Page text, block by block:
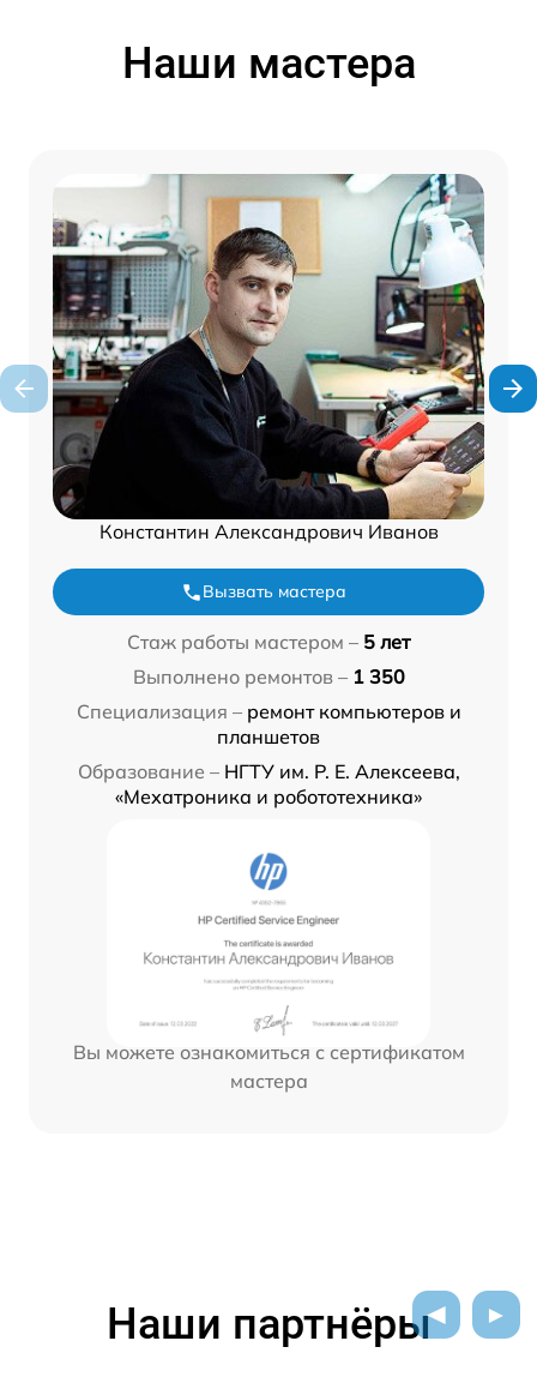
Наши мастера
Константин Александрович Иванов
Вызвать мастера
Стаж работы мастером – 5 лет
Выполнено ремонтов – 1 350
Специализация – ремонт компьютеров и
планшетов
Образование – НГТУ им. Р. Е. Алексеева,
«Мехатроника и робототехника»
Вы можете ознакомиться с сертификатом
мастера
Наши партнёры